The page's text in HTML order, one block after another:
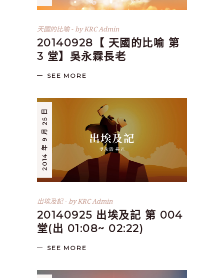
天國的比喻 byKRC Admin
20140928【 天國的比喻 第
3 堂】吳永霖長老
SEE MORE
2014 年 9 月 25 日
出埃及記 byKRC Admin
20140925 出埃及記 第 004
堂(出 01:08~ 02:22)
SEE MORE